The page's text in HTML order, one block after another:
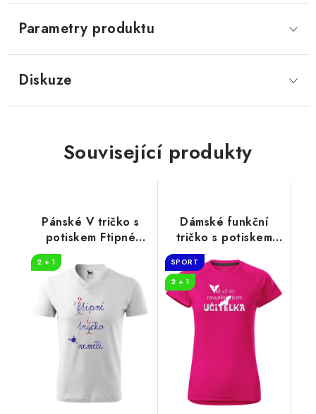
Parametry produktu
Diskuze
Související produkty
Pánské V tričko s
potiskem Ftipné
2 + 1
Dámské funkční
tričko s potiskem
Jsem učitelka
SPORT
2 + 1